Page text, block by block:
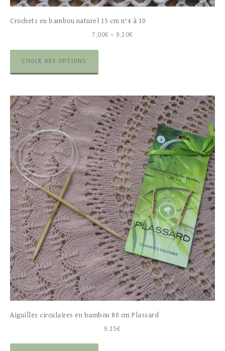
Crochets en bambou naturel 15 cm n°4 à 10
7,00€ – 9,10€
CHOIX DES OPTIONS
Aiguilles circulaires en bambou 80 cm Plassard
9,15€